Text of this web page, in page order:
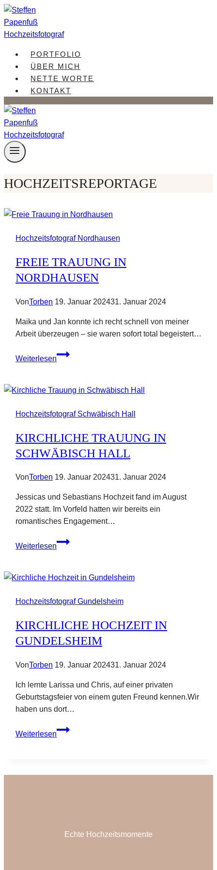
Zum
Inhalt
springen
PORTFOLIO
ÜBER MICH
NETTE WORTE
KONTAKT
HOCHZEITSREPORTAGE
Hochzeitsfotograf Nordhausen
FREIE TRAUUNG IN
NORDHAUSEN
VonTorben 19. Januar 202431. Januar 2024
Maika und Jan konnte ich recht schnell von meiner
Arbeit überzeugen – sie waren sofort total begeistert…
Weiterlesen
Freie
Nordhausen
Hochzeitsfotograf Schwäbisch Hall
KIRCHLICHE TRAUUNG IN
SCHWÄBISCH HALL
VonTorben 19. Januar 202431. Januar 2024
Jessicas und Sebastians Hochzeit fand im August
2022 statt. Im Vorfeld hatten wir bereits ein
romantisches Engagement…
Weiterlesen
Kirchliche
Schwäbisch
Hochzeitsfotograf Gundelsheim
KIRCHLICHE HOCHZEIT IN
GUNDELSHEIM
VonTorben 19. Januar 202431. Januar 2024
Ich lernte Larissa und Chris, auf einer privaten
Geburtstagsfeier von einem guten Freund kennen.Wir
haben uns dort…
Weiterlesen
Kirchliche
Echte Hochzeitsmomente